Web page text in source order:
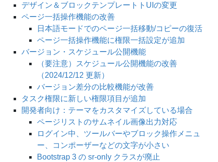
デザイン＆ブロックテンプレートトUIの変更
ページ一括操作機能の改善
日本語モードでのページ一括移動/コピーの復活
ページ一括操作機能に権限一括設定が追加
バージョン・スケジュール公開機能
（要注意）スケジュール公開機能の改善
（2024/12/12 更新）
バージョン差分の比較機能が改善
タスク権限に新しい権限項目が追加
開発者向け：テーマをカスタマイズしている場合
ページリストのサムネイル画像出力対応
ログイン中、ツールバーやブロック操作メニュ
ー、コンポーザーなどの文字が小さい
Bootstrap 3 の sr-only クラスが廃止